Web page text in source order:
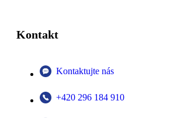
Kontakt
Kontaktujte nás
+420 296 184 910